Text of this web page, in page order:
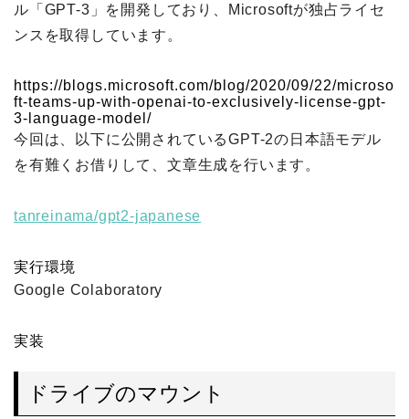
ル「GPT-3」を開発しており、Microsoftが独占ライセ
ンスを取得しています。
https://blogs.microsoft.com/blog/2020/09/22/microso
ft-teams-up-with-openai-to-exclusively-license-gpt-
3-language-model/
今回は、以下に公開されているGPT-2の日本語モデル
を有難くお借りして、文章生成を行います。
tanreinama/gpt2-japanese
実行環境
Google Colaboratory
実装
ドライブのマウント